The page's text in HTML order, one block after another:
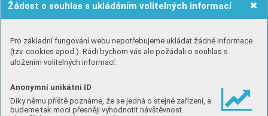
Žádost o souhlas s ukládáním volitelných informací
Pro základní fungování webu nepotřebujeme ukládat žádné informace
(tzv. cookies apod.). Rádi bychom vás ale požádali o souhlas s
uložením volitelných informací:
Anonymní unikátní ID
Díky němu příště poznáme, že se jedná o stejné zařízení, a
budeme tak moci přesněji vyhodnotit návštěvnost.
Zmíněná odvětví jsou dlouhodobě hlavní oblasti, v nichž firmy nasazují prvky
Průmyslu 4.0, ukázal už třetí ročník průzkumu Svazu průmyslu o pokroku